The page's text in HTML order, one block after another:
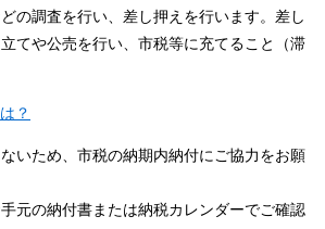
の調査を行い、差し押えを行います。差し
てや公売を行い、市税等に充てること（滞
？
いため、市税の納期内納付にご協力をお願
元の納付書または納税カレンダーでご確認